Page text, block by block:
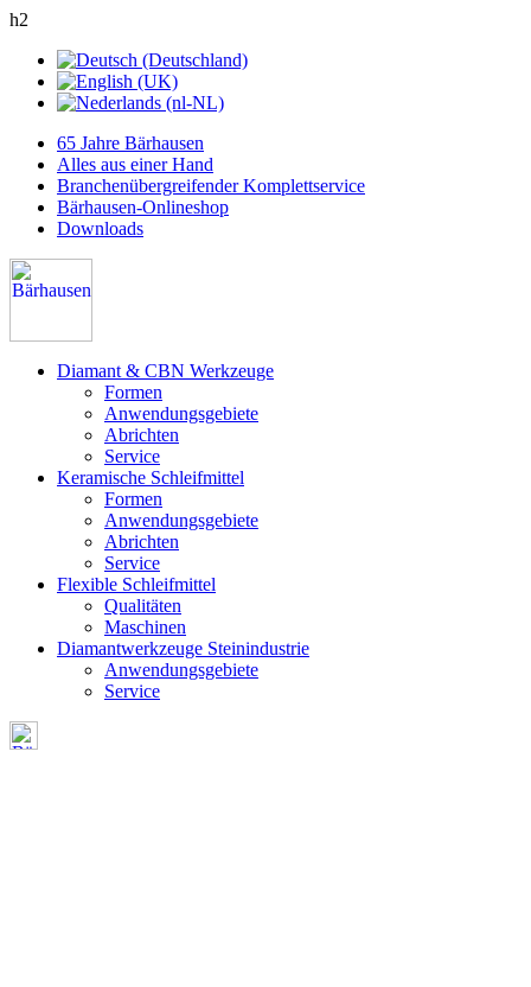
h2
65 Jahre Bärhausen
Alles aus einer Hand
Branchenübergreifender Komplettservice
Bärhausen-Onlineshop
Downloads
Diamant & CBN Werkzeuge
Formen
Anwendungsgebiete
Abrichten
Service
Keramische Schleifmittel
Formen
Anwendungsgebiete
Abrichten
Service
Flexible Schleifmittel
Qualitäten
Maschinen
Diamantwerkzeuge Steinindustrie
Anwendungsgebiete
Service